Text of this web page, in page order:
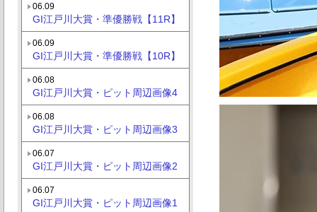
06.09
GI江戸川大賞・準優勝戦【11R】
06.09
GI江戸川大賞・準優勝戦【10R】
06.08
GI江戸川大賞・ピット周辺画像4
06.08
GI江戸川大賞・ピット周辺画像3
06.07
GI江戸川大賞・ピット周辺画像2
06.07
GI江戸川大賞・ピット周辺画像1